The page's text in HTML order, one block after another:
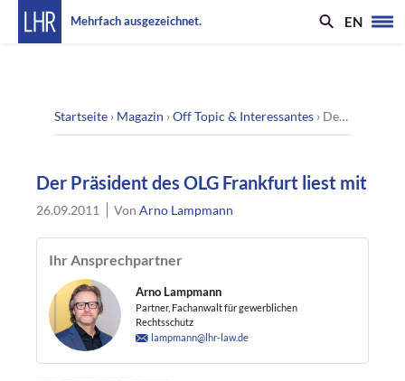
Mehrfach ausgezeichnet. EN
Startseite › Magazin ›Off Topic & Interessantes › Der Präsident des OLG Frankfurt liest mit
Der Präsident des OLG Frankfurt liest mit
26.09.2011 VonArno Lampmann
Ihr Ansprechpartner
Arno Lampmann
Partner, Fachanwalt für gewerblichen
Rechtsschutz
lampmann@lhr-law.de